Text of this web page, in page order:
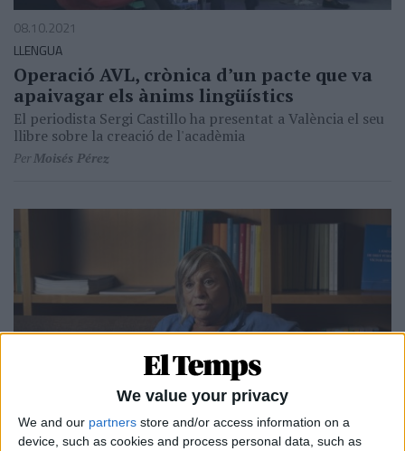
We value your privacy
We and our partners store and/or access information on a
device, such as cookies and process personal data, such as
08.10.2021
LLENGUA
Operació AVL, crònica d’un pacte que va
apaivagar els ànims lingüístics
El periodista Sergi Castillo ha presentat a València el seu
llibre sobre la creació de l'acadèmia
PerMoisés Pérez
04.07.2021